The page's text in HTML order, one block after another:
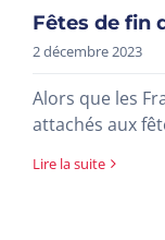
Fêtes de fin
2 décembre 2023
Alors que les
attachés aux
Lire la suite